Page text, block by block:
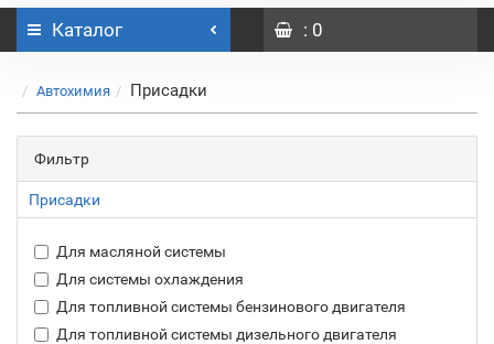
Каталог : 0
Автохимия Присадки
Фильтр
Присадки
Для масляной системы
Для системы охлаждения
Для топливной системы бензинового двигателя
Для топливной системы дизельного двигателя